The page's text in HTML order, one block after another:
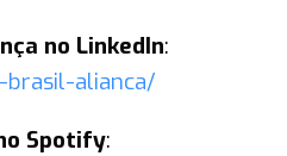
no LinkedIn:
brasil-alianca/
Spotify: